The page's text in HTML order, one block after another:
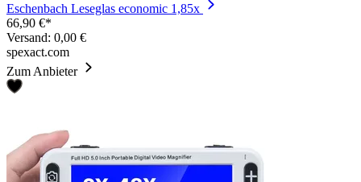
Eschenbach Leseglas economic 1,85x
66,90 €*
Versand: 0,00 €
spexact.com
Zum Anbieter